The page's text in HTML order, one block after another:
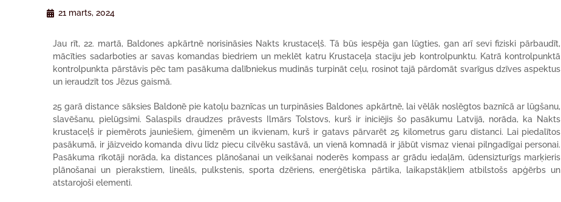
21 marts, 2024
Jau rīt, 22. martā, Baldones apkārtnē norisināsies Nakts krustaceļš. Tā būs iespēja gan lūgties, gan arī sevi fiziski pārbaudīt,
mācīties sadarboties ar savas komandas biedriem un meklēt katru Krustaceļa staciju jeb kontrolpunktu. Katrā kontrolpunktā
kontrolpunkta pārstāvis pēc tam pasākuma dalībniekus mudinās turpināt ceļu, rosinot tajā pārdomāt svarīgus dzīves aspektus
un ieraudzīt tos Jēzus gaismā.
25 garā distance sāksies Baldonē pie katoļu baznīcas un turpināsies Baldones apkārtnē, lai vēlāk noslēgtos baznīcā ar lūgšanu,
slavēšanu, pielūgsimi. Salaspils draudzes prāvests Ilmārs Tolstovs, kurš ir iniciējis šo pasākumu Latvijā, norāda, ka Nakts
krustaceļš ir piemērots jauniešiem, ģimenēm un ikvienam, kurš ir gatavs pārvarēt 25 kilometrus garu distanci. Lai piedalītos
pasākumā, ir jāizveido komanda divu līdz piecu cilvēku sastāvā, un vienā komnadā ir jābūt vismaz vienai pilngadīgai personai.
Pasākuma rīkotāji norāda, ka distances plānošanai un veikšanai noderēs kompass ar grādu iedaļām, ūdensizturīgs marķieris
plānošanai un pierakstiem, lineāls, pulkstenis, sporta dzēriens, enerģētiska pārtika, laikapstākļiem atbilstošs apģērbs un
atstarojoši elementi.